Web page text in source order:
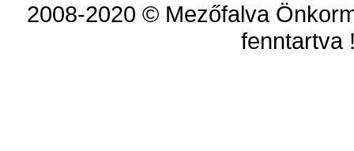
2008-2020 © Mezőfalva
fenntartva